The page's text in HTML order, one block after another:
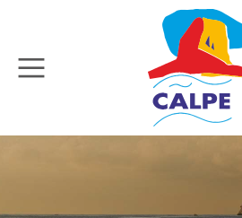
Overslaan en naar de inhoud gaan
Zoeken